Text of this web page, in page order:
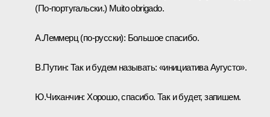
(По-португальски.) Muito obrigado.
А.Леммерц (по-русски): Большое спасибо.
В.Путин: Так и будем называть: «инициатива Аугусто».
Ю.Чиханчин: Хорошо, спасибо. Так и будет, запишем.